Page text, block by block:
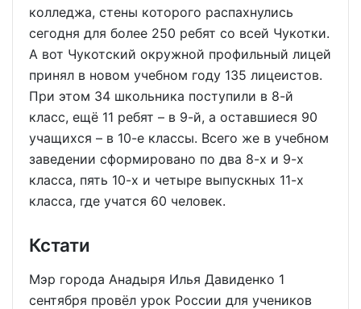
колледжа, стены которого распахнулись
сегодня для более 250 ребят со всей Чукотки.
А вот Чукотский окружной профильный лицей
принял в новом учебном году 135 лицеистов.
При этом 34 школьника поступили в 8-й
класс, ещё 11 ребят – в 9-й, а оставшиеся 90
учащихся – в 10-е классы. Всего же в учебном
заведении сформировано по два 8-х и 9-х
класса, пять 10-х и четыре выпускных 11-х
класса, где учатся 60 человек.
Кстати
Мэр города Анадыря Илья Давиденко 1
сентября провёл урок России для учеников